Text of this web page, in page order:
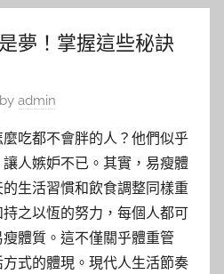
夢！掌握這些秘訣
by admin
吃都不會胖的人？他們似乎
人嫉妒不已。其實，易瘦體
生活習慣和飲食調整同樣重
之以恆的努力，每個人都可
體質。這不僅關乎體重管
式的體現。現代人生活節奏